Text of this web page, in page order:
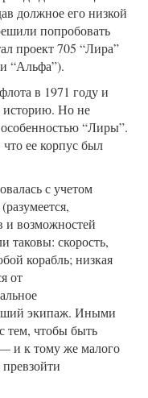
должное его низкой
попробовать
проект 705 “Лира”
“Альфа”).
в 1971 году и
историю. Но не
“Лиры”.
ее корпус был
с учетом
и возможностей
таковы: скорость,
корабль; низкая
от
экипаж. Иными
тем, чтобы быть
и к тому же малого